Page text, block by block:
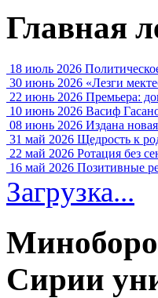
Главная
18 июль 2026
30 июнь 2026 «Лезги
22 июнь 2026 Премьера:
10 июнь 2026 Васиф
08 июнь 2026 Издана
31 май 2026 Щедрость к
22 май 2026 Ротация без
16 май 2026 Позитивные
Загрузка...
Сирии